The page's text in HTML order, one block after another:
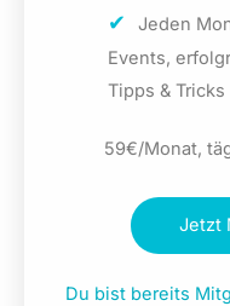
Jeden
Events,
Tipps & Tricks
59€/Monat,
Jetzt
Du bist bereits